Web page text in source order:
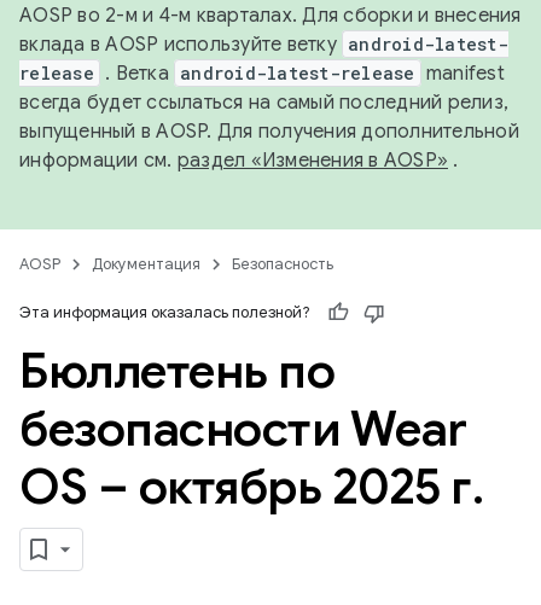
AOSP во 2-м и 4-м кварталах. Для сборки и внесения
вклада в AOSP используйте ветку android-latest-
release . Ветка android-latest-release manifest
всегда будет ссылаться на самый последний релиз,
выпущенный в AOSP. Для получения дополнительной
информации см. раздел «Изменения в AOSP» .
AOSP Документация Безопасность
Эта информация оказалась полезной?
Бюллетень по
безопасности Wear
OS – октябрь 2025 г.